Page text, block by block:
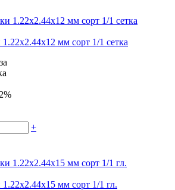
мм сорт 1/1 сетка
+
мм сорт 1/1 гл.